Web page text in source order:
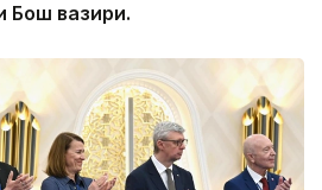
Бош вазири.